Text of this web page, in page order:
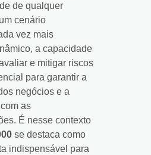
de qualquer
cenário
vez mais
a capacidade
e mitigar riscos
para garantir a
negócios e a
as
É nesse contexto
se destaca como
indispensável para